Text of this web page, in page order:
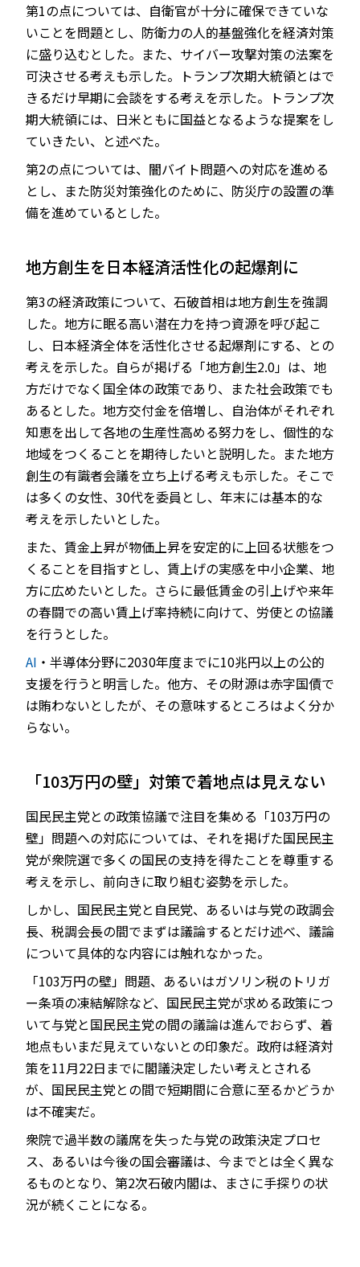
第1の点については、自衛官が十分に確保できていな
いことを問題とし、防衛力の人的基盤強化を経済対策
に盛り込むとした。また、サイバー攻撃対策の法案を
可決させる考えも示した。トランプ次期大統領とはで
きるだけ早期に会談をする考えを示した。トランプ次
期大統領には、日米ともに国益となるような提案をし
ていきたい、と述べた。
第2の点については、闇バイト問題への対応を進める
とし、また防災対策強化のために、防災庁の設置の準
備を進めているとした。
地方創生を日本経済活性化の起爆剤に
第3の経済政策について、石破首相は地方創生を強調
した。地方に眠る高い潜在力を持つ資源を呼び起こ
し、日本経済全体を活性化させる起爆剤にする、との
考えを示した。自らが掲げる「地方創生2.0」は、地
方だけでなく国全体の政策であり、また社会政策でも
あるとした。地方交付金を倍増し、自治体がそれぞれ
知恵を出して各地の生産性高める努力をし、個性的な
地域をつくることを期待したいと説明した。また地方
創生の有識者会議を立ち上げる考えも示した。そこで
は多くの女性、30代を委員とし、年末には基本的な
考えを示したいとした。
また、賃金上昇が物価上昇を安定的に上回る状態をつ
くることを目指すとし、賃上げの実感を中小企業、地
方に広めたいとした。さらに最低賃金の引上げや来年
の春闘での高い賃上げ率持続に向けて、労使との協議
を行うとした。
AI ・半導体分野に2030年度までに10兆円以上の公的
支援を行うと明言した。他方、その財源は赤字国債で
は賄わないとしたが、その意味するところはよく分か
らない。
「103万円の壁」対策で着地点は見えない
国民民主党との政策協議で注目を集める「103万円の
壁」問題への対応については、それを掲げた国民民主
党が衆院選で多くの国民の支持を得たことを尊重する
考えを示し、前向きに取り組む姿勢を示した。
しかし、国民民主党と自民党、あるいは与党の政調会
長、税調会長の間でまずは議論するとだけ述べ、議論
について具体的な内容には触れなかった。
「103万円の壁」問題、あるいはガソリン税のトリガ
ー条項の凍結解除など、国民民主党が求める政策につ
いて与党と国民民主党の間の議論は進んでおらず、着
地点もいまだ見えていないとの印象だ。政府は経済対
策を11月22日までに閣議決定したい考えとされる
が、国民民主党との間で短期間に合意に至るかどうか
は不確実だ。
衆院で過半数の議席を失った与党の政策決定プロセ
ス、あるいは今後の国会審議は、今までとは全く異な
るものとなり、第2次石破内閣は、まさに手探りの状
況が続くことになる。